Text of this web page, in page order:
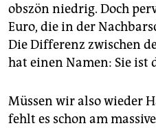
obszön niedrig. Doch
Euro, die in der
Die Differenz zwischen
hat einen Namen: Sie ist
Müssen wir also wieder
fehlt es schon am